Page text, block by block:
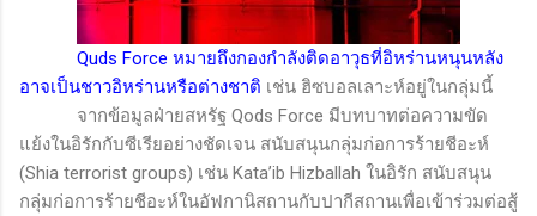
Quds Force หมายถึงกองกำลังติดอาวุธที่อิหร่านหนุนหลัง
อาจเป็นชาวอิหร่านหรือต่างชาติ เช่น ฮิซบอลเลาะห์อยู่ในกลุ่มนี้
จากข้อมูลฝ่ายสหรัฐ Qods Force มีบทบาทต่อความขัด
แย้งในอิรักกับซีเรียอย่างชัดเจน สนับสนุนกลุ่มก่อการร้ายชีอะห์
(Shia terrorist groups) เช่น Kata’ib Hizballah ในอิรัก สนับสนุน
กลุ่มก่อการร้ายชีอะห์ในอัฟกานิสถานกับปากีสถานเพื่อเข้าร่วมต่อสู้